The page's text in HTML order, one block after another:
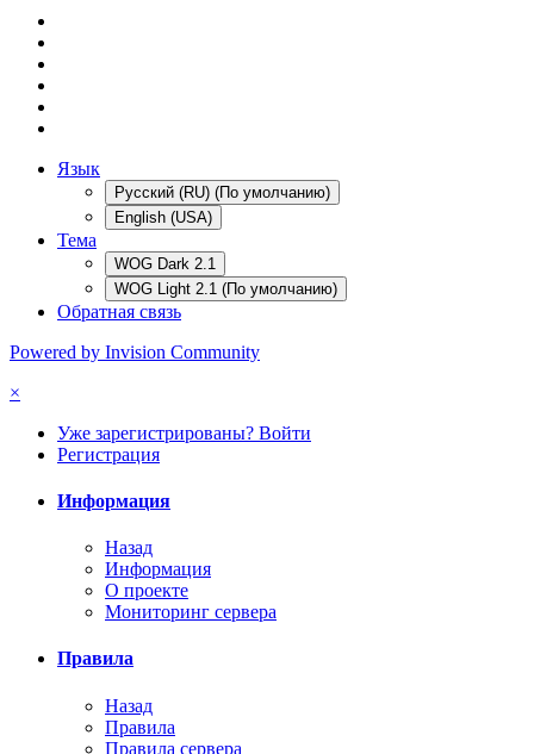
Язык
Русский (RU) (По умолчанию)
English (USA)
Тема
WOG Dark 2.1
WOG Light 2.1 (По умолчанию)
Обратная связь
Powered by Invision Community
×
Уже зарегистрированы? Войти
Регистрация
Информация
Назад
Информация
О проекте
Мониторинг сервера
Правила
Назад
Правила
Правила сервера